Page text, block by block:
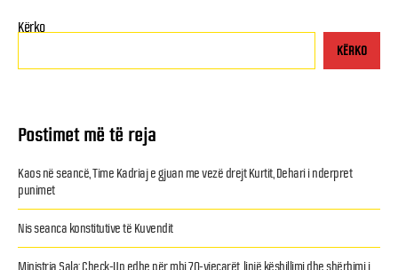
Kërko
KËRKO
Postimet më të reja
Kaos në seancë, Time Kadriaj e gjuan me vezë drejt Kurtit, Dehari i nderpret
punimet
Nis seanca konstitutive të Kuvendit
Ministrja Sala: Check-Up edhe për mbi 70-vjeçarët, linjë këshillimi dhe shërbimi i